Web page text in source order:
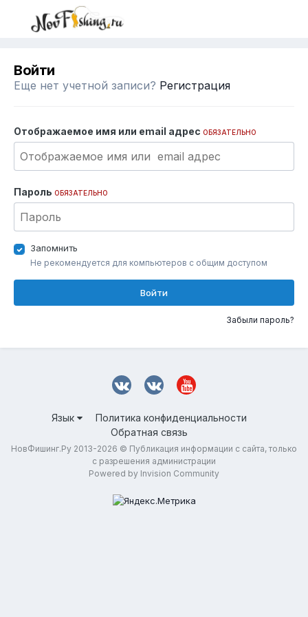
Войти
Еще нет учетной записи? Регистрация
Отображаемое имя или email адрес ОБЯЗАТЕЛЬНО
Пароль ОБЯЗАТЕЛЬНО
Запомнить
Не рекомендуется для компьютеров с общим доступом
Войти
Забыли пароль?
Язык
Политика конфиденциальности
Обратная связь
НовФишинг.Ру 2013-2026 © Публикация информации с сайта, только
с разрешения администрации
Powered by Invision Community